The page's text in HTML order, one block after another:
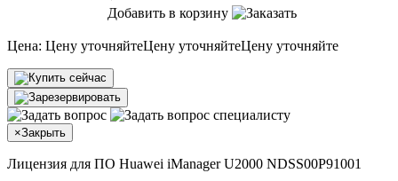
Добавить в корзину
Цена: Цену уточняйтеЦену уточняйтеЦену уточняйте
×Закрыть
Лицензия для ПО Huawei iManager U2000 NDSS00P91001